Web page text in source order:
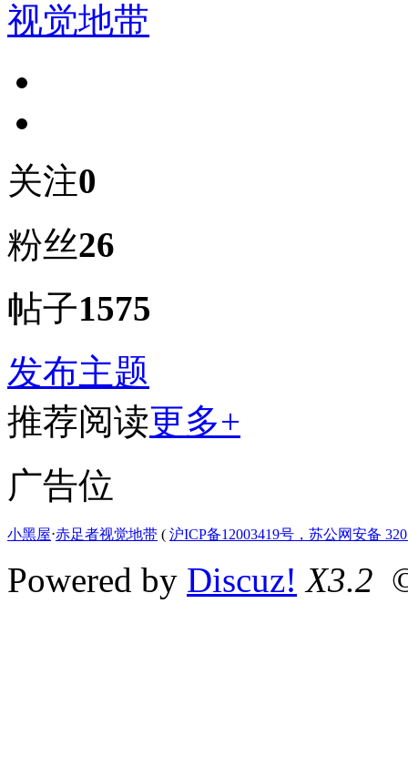
视觉地带
关注0
粉丝26
帖子1575
发布主题
推荐阅读更多+
广告位
小黑屋⋅赤足者视觉地带 ( 沪ICP备12003419号，苏公网安备
Powered by Discuz! X3.2